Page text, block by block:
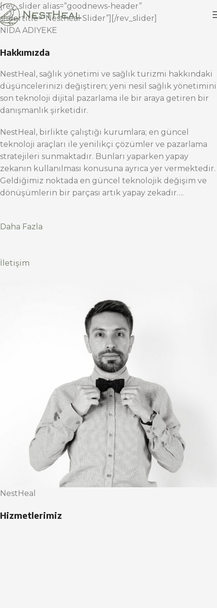
[rev_slider alias=”goodnews-header”
slidertitle=”Nestheal Slider”][/rev_slider]
NİDA ADIYEKE
Hakkımızda
NestHeal, sağlık yönetimi ve sağlık turizmi hakkındaki
düşüncelerinizi değiştiren; yeni nesil sağlık yönetimini
son teknoloji dijital pazarlama ile bir araya getiren bir
danışmanlık şirketidir.
NestHeal, birlikte çalıştığı kurumlara; en güncel
teknoloji araçları ile yenilikçi çözümler ve pazarlama
stratejileri sunmaktadır. Bunları yaparken yapay
zekanın kullanılması konusuna ayrıca yer vermektedir.
Geldiğimiz noktada en güncel teknolojik değişim ve
dönüşümlerin bir parçası artık yapay zekadır….
Daha Fazla
İletişim
NestHeal
Hizmetlerimiz